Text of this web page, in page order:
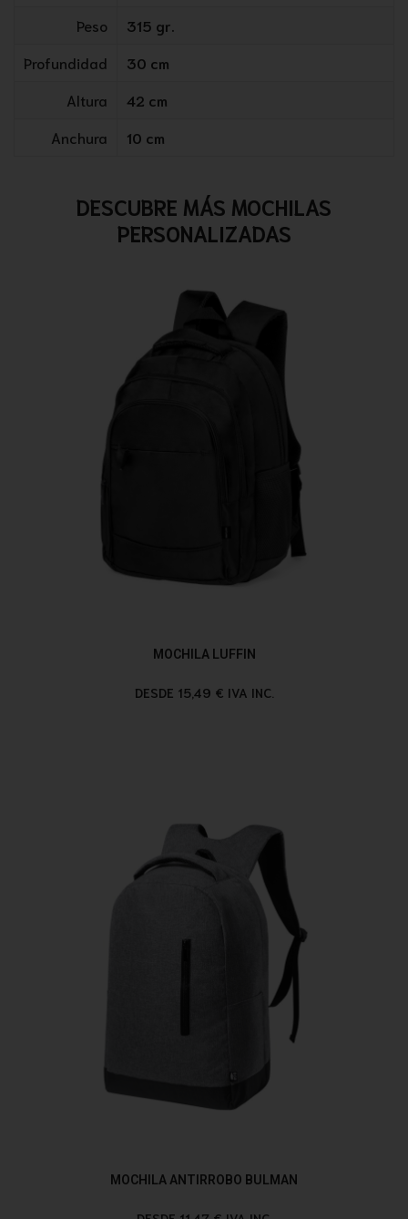
Peso
315 gr.
Profundidad
30 cm
Altura
42 cm
Anchura
10 cm
DESCUBRE MÁS MOCHILAS
PERSONALIZADAS
MOCHILA LUFFIN
DESDE 15,49 € IVA INC.
MOCHILA ANTIRROBO BULMAN